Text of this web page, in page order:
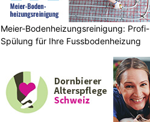
Meier-Bodenheizungsreinigung: Profi-
Spülung für Ihre Fussbodenheizung